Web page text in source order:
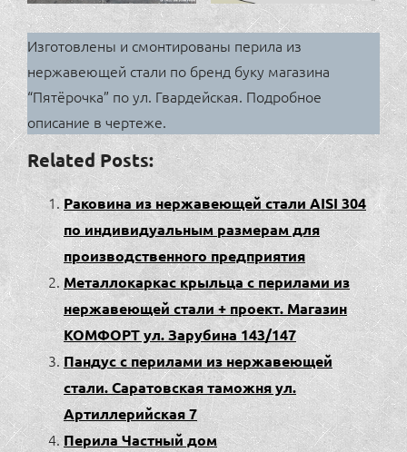
Изготовлены и смонтированы перила из
нержавеющей стали по бренд буку магазина
“Пятёрочка” по ул. Гвардейская. Подробное
описание в чертеже.
Related Posts:
Раковина из нержавеющей стали AISI 304
по индивидуальным размерам для
производственного предприятия
Металлокаркас крыльца с перилами из
нержавеющей стали + проект. Магазин
КОМФОРТ ул. Зарубина 143/147
Пандус с перилами из нержавеющей
стали. Саратовская таможня ул.
Артиллерийская 7
Перила Частный дом